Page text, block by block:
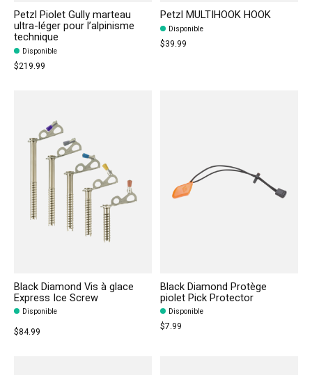
Petzl Piolet Gully marteau
ultra-léger pour l’alpinisme
technique
Disponible
$219.99
Petzl MULTIHOOK HOOK
Disponible
$39.99
Black Diamond Vis à glace
Express Ice Screw
Disponible
$84.99
Black Diamond Protège
piolet Pick Protector
Disponible
$7.99